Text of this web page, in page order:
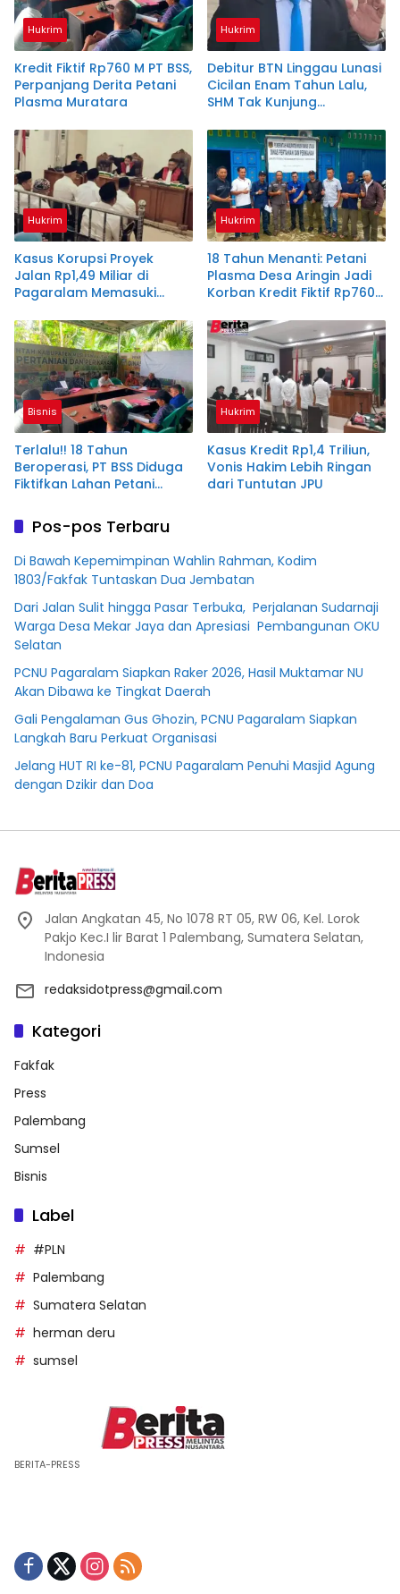
Hukrim
Kredit Fiktif Rp760 M PT BSS,
Perpanjang Derita Petani
Plasma Muratara
Hukrim
Debitur BTN Linggau Lunasi
Cicilan Enam Tahun Lalu,
SHM Tak Kunjung
Hukrim
Kasus Korupsi Proyek
Jalan Rp1,49 Miliar di
Pagaralam Memasuki
Terdakwa Dituntut 2,5
Tahun Penjara
Hukrim
18 Tahun Menanti: Petani
Plasma Desa Aringin Jadi
Korban Kredit Fiktif Rp760
Bisnis
Terlalu!! 18 Tahun
Beroperasi, PT BSS Diduga
Fiktifkan Lahan Petani
Hukrim
Kasus Kredit Rp1,4 Triliun,
Vonis Hakim Lebih Ringan
dari Tuntutan JPU
Pos-pos Terbaru
Di Bawah Kepemimpinan Wahlin Rahman, Kodim
1803/Fakfak Tuntaskan Dua Jembatan
Dari Jalan Sulit hingga Pasar Terbuka, Perjalanan Sudarnaji
Warga Desa Mekar Jaya dan Apresiasi Pembangunan OKU
Selatan
PCNU Pagaralam Siapkan Raker 2026, Hasil Muktamar NU
Akan Dibawa ke Tingkat Daerah
Gali Pengalaman Gus Ghozin, PCNU Pagaralam Siapkan
Langkah Baru Perkuat Organisasi
Jelang HUT RI ke-81, PCNU Pagaralam Penuhi Masjid Agung
dengan Dzikir dan Doa
Jalan Angkatan 45, No 1078 RT 05, RW 06, Kel. Lorok
Pakjo Kec.I lir Barat 1 Palembang, Sumatera Selatan,
Indonesia
redaksidotpress@gmail.com
Kategori
Fakfak
Press
Palembang
Sumsel
Bisnis
Label
#PLN
Palembang
Sumatera Selatan
herman deru
sumsel
BERITA-PRESS